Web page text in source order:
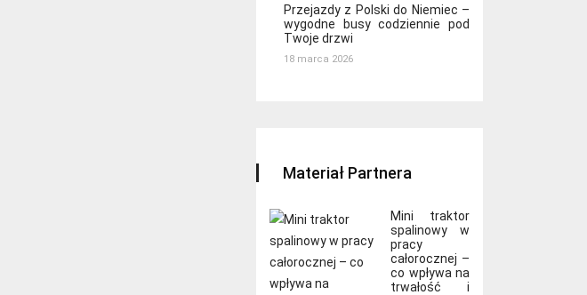
Przejazdy z Polski do Niemiec –
wygodne busy codziennie pod
Twoje drzwi
18 marca 2026
Materiał Partnera
Mini traktor
spalinowy w
pracy
całorocznej –
co wpływa na
trwałość i